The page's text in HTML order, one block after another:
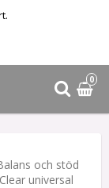
0
och stöd
universal